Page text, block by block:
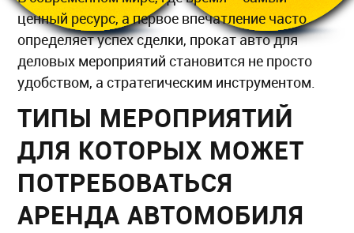
ценный ресурс, а первое впечатление часто
определяет успех сделки, прокат авто для
деловых мероприятий становится не просто
удобством, а стратегическим инструментом.
ТИПЫ МЕРОПРИЯТИЙ
ДЛЯ КОТОРЫХ МОЖЕТ
ПОТРЕБОВАТЬСЯ
АРЕНДА АВТОМОБИЛЯ